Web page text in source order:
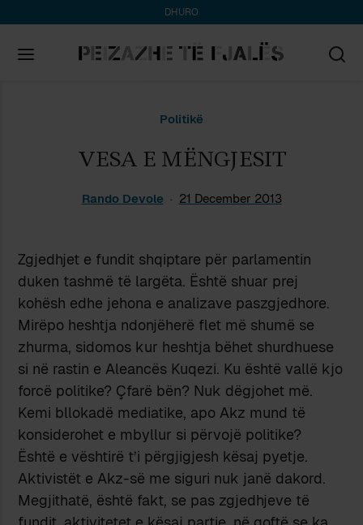
DHURO
Politikë
VESA E MËNGJESIT
Rando Devole 21 December 2013
Zgjedhjet e fundit shqiptare për parlamentin
duken tashmë të largëta. Është shuar prej
kohësh edhe jehona e analizave paszgjedhore.
Mirëpo heshtja ndonjëherë flet më shumë se
zhurma, sidomos kur heshtja bëhet shurdhuese
si në rastin e Aleancës Kuqezi. Ku është vallë kjo
forcë politike? Çfarë bën? Nuk dëgjohet më.
Kemi bllokadë mediatike, apo Akz mund të
konsiderohet e mbyllur si përvojë politike?
Është e vështirë t’i përgjigjesh kësaj pyetje.
Aktivistët e Akz-së me siguri nuk janë dakord.
Megjithatë, është fakt, se pas zgjedhjeve të